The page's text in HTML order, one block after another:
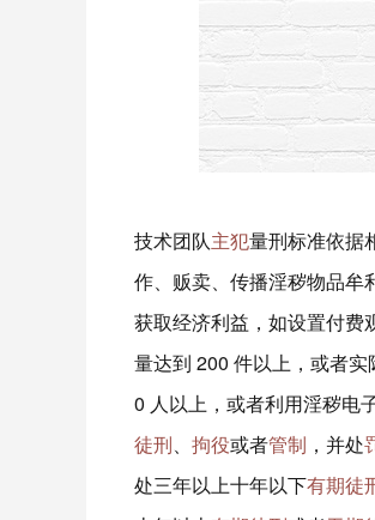
技术团队主犯量刑标准依据
作、贩卖、传播淫秽物品牟
获取经济利益，如设置付费
量达到 200 件以上，或者
0 人以上，或者利用淫秽电
徒刑、 拘役或者管制 ，并处
处三年以上十年以下有期徒